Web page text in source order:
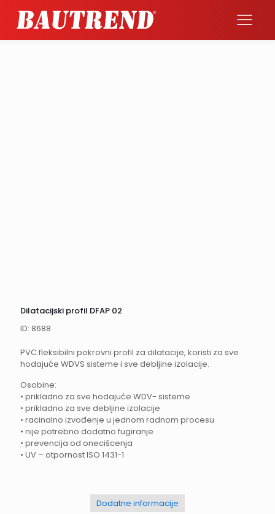
Dilatacijski profil DFAP 02
ID: 8688
PVC fleksibilni pokrovni profil za dilatacije, koristi za sve
hodajuće WDVS sisteme i sve debljine izolacije.
Osobine:
• prikladno za sve hodajuće WDV- sisteme
• prikladno za sve debljine izolacije
• racinalno izvođenje u jednom radnom procesu
• nije potrebno dodatno fugiranje
• prevencija od onecišcenja
• UV – otpornost ISO 1431-1
Dodatne informacije